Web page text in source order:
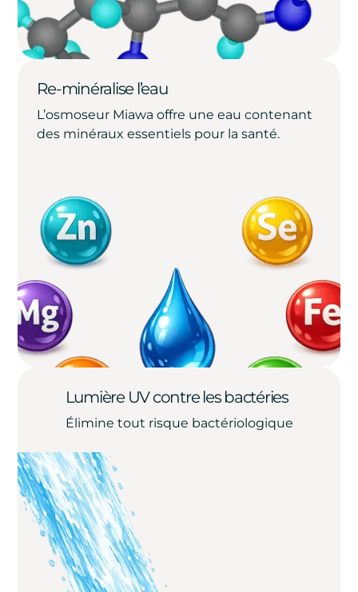
Re-minéralise l’eau
L’osmoseur Miawa offre une eau contenant
des minéraux essentiels pour la santé.
Lumière UV contre les bactéries
Élimine tout risque bactériologique